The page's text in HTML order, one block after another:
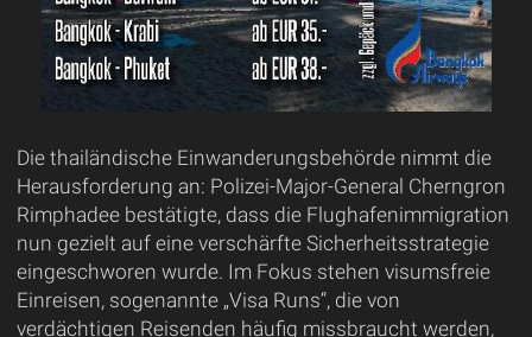
Die thailändische Einwanderungsbehörde nimmt die
Herausforderung an: Polizei-Major-General Cherngron
Rimphadee bestätigte, dass die Flughafenimmigration
nun gezielt auf eine verschärfte Sicherheitsstrategie
eingeschworen wurde. Im Fokus stehen visumsfreie
Einreisen, sogenannte „Visa Runs“, die von
verdächtigen Reisenden häufig missbraucht werden,